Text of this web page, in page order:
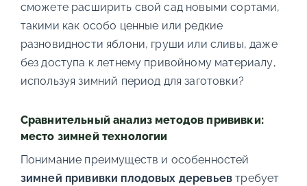
сможете расширить свой сад новыми сортами,
такими как особо ценные или редкие
разновидности яблони, груши или сливы, даже
без доступа к летнему привойному материалу,
используя зимний период для заготовки?
Сравнительный анализ методов прививки:
место зимней технологии
Понимание преимуществ и особенностей
зимней прививки плодовых деревьев требует